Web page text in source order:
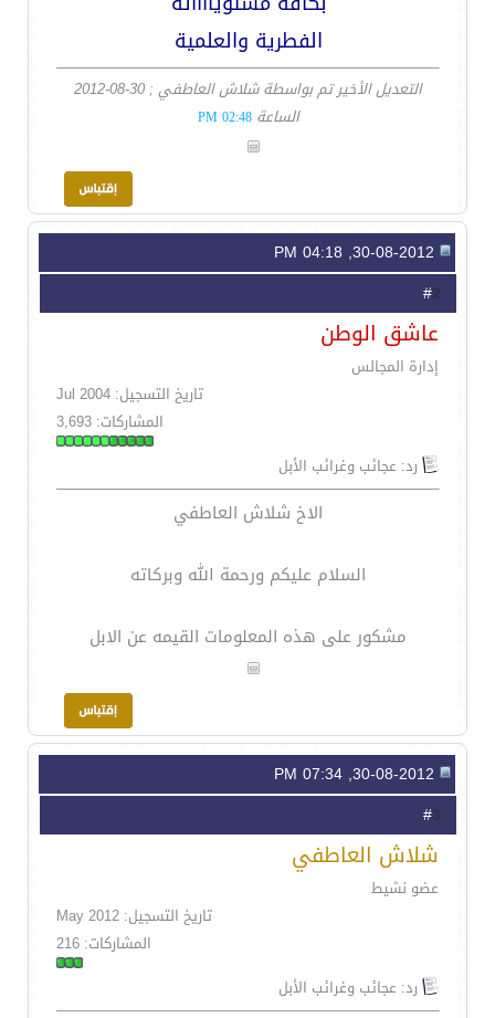
الفطرية والعلمية
التعديل الأخير تم بواسطة شلاش العاطفي ; 30-08-2012
الساعة02:48 PM
2
عاشق الوطن
إدارة المجالس
تاريخ التسجيل: Jul 2004
المشاركات: 3,693
رد: عجائب وغرائب الأبل
الاخ شلاش العاطفي
السلام عليكم ورحمة الله وبركاته
مشكور على هذه المعلومات القيمه عن الابل
3
شلاش العاطفي
عضو نشيط
تاريخ التسجيل: May 2012
المشاركات: 216
رد: عجائب وغرائب الأبل